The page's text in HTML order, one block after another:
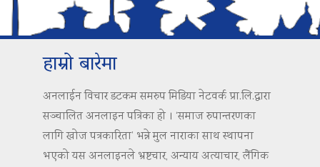
हाम्रो बारेमा
अनलाईन विचार डटकम समरुप मिडिया नेटवर्क प्रा.लि.द्वारा
सञ्चालित अनलाइन पत्रिका हो । ‘समाज रुपान्तरणका
लागि खोज पत्रकारिता’ भन्ने मुल नाराका साथ स्थापना
भएको यस अनलाइनले भ्रष्टचार, अन्याय अत्याचार, लैंगिक